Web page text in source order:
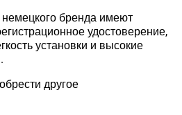
бренда имеют
удостоверение,
установки и высокие
другое